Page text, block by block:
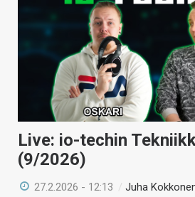
Live: io-techin
(9/2026)
27.2.2026 - 12:13 /Juha